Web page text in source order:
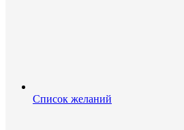
Список желаний